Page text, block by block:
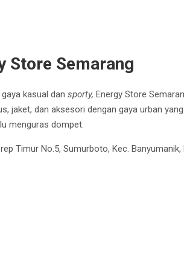
Store Semarang
kasual dan sporty, Energy Store
jaket, dan aksesori dengan gaya urban
menguras dompet.
Timur No.5, Sumurboto, Kec.